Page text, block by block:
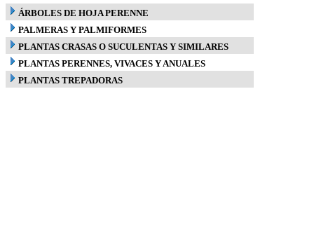
ÁRBOLES DE HOJA PERENNE
PALMERAS Y PALMIFORMES
PLANTAS CRASAS O SUCULENTAS Y SIMILARES
PLANTAS PERENNES, VIVACES Y ANUALES
PLANTAS TREPADORAS